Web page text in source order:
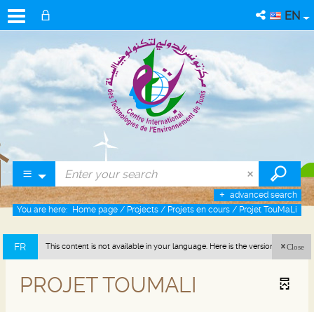
EN
advanced search
You are here: Home page / Projects / Projets en cours / Projet TouMaLi
FR This content is not available in your language. Here is the version in french
Close
PROJET TOUMALI